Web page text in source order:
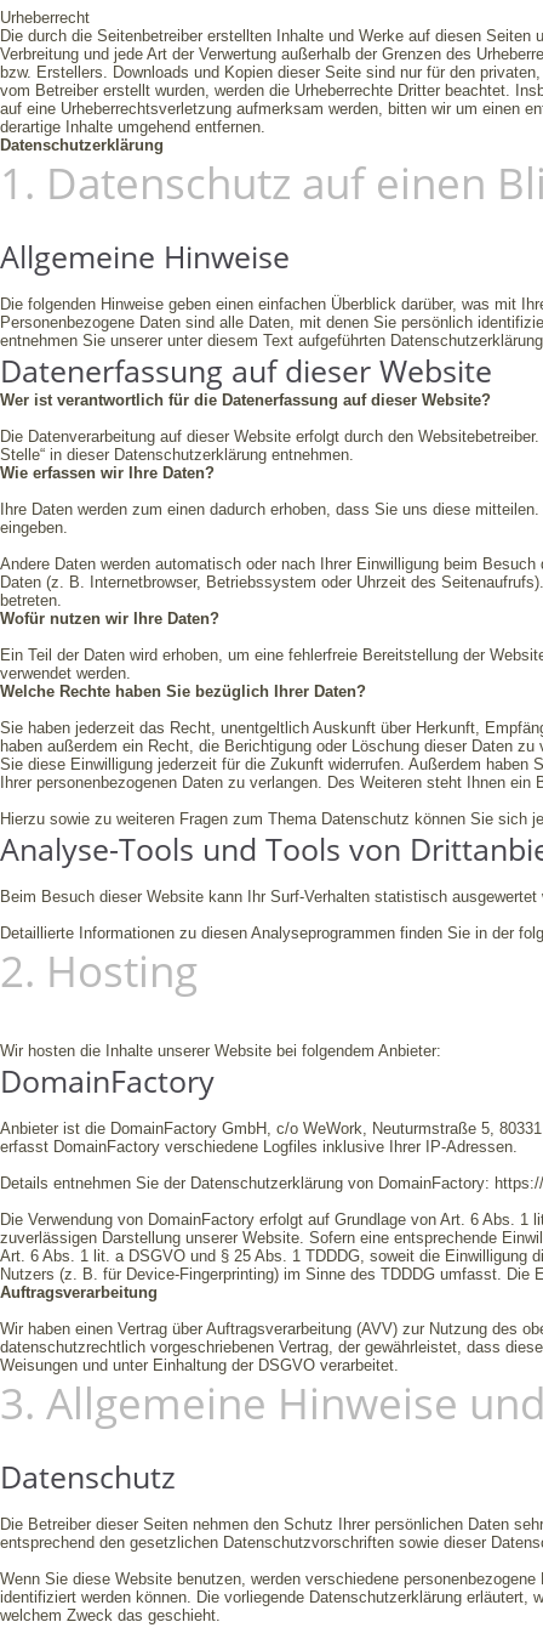
Urheberrecht
Die durch die Seitenbetreiber erstellten Inhalte und Werke auf diesen
Verbreitung und jede Art der Verwertung außerhalb der Grenzen des
bzw. Erstellers. Downloads und Kopien dieser Seite sind nur für den
vom Betreiber erstellt wurden, werden die Urheberrechte Dritter beachtet.
auf eine Urheberrechtsverletzung aufmerksam werden, bitten wir um einen
derartige Inhalte umgehend entfernen.
Datenschutz­erklärung
1. Datenschutz auf einen
Allgemeine Hinweise
Die folgenden Hinweise geben einen einfachen Überblick darüber, was mit
Personenbezogene Daten sind alle Daten, mit denen Sie persönlich
entnehmen Sie unserer unter diesem Text aufgeführten
Datenerfassung auf dieser Website
Wer ist verantwortlich für die Datenerfassung auf dieser Website?
Die Datenverarbeitung auf dieser Website erfolgt durch den
Stelle“ in dieser Datenschutzerklärung entnehmen.
Wie erfassen wir Ihre Daten?
Ihre Daten werden zum einen dadurch erhoben, dass Sie uns diese
eingeben.
Andere Daten werden automatisch oder nach Ihrer Einwilligung beim
Daten (z. B. Internetbrowser, Betriebssystem oder Uhrzeit des
betreten.
Wofür nutzen wir Ihre Daten?
Ein Teil der Daten wird erhoben, um eine fehlerfreie Bereitstellung der
verwendet werden.
Welche Rechte haben Sie bezüglich Ihrer Daten?
Sie haben jederzeit das Recht, unentgeltlich Auskunft über Herkunft,
haben außerdem ein Recht, die Berichtigung oder Löschung dieser Daten
Sie diese Einwilligung jederzeit für die Zukunft widerrufen. Außerdem
Ihrer personenbezogenen Daten zu verlangen. Des Weiteren steht Ihnen
Hierzu sowie zu weiteren Fragen zum Thema Datenschutz können Sie sich
Analyse-Tools und Tools von
Beim Besuch dieser Website kann Ihr Surf-Verhalten statistisch
Detaillierte Informationen zu diesen Analyseprogrammen finden Sie in der
2. Hosting
Wir hosten die Inhalte unserer Website bei folgendem Anbieter:
DomainFactory
Anbieter ist die DomainFactory GmbH, c/o WeWork, Neuturmstraße 5,
erfasst DomainFactory verschiedene Logfiles inklusive Ihrer IP-Adressen.
Details entnehmen Sie der Datenschutzerklärung von DomainFactory:
Die Verwendung von DomainFactory erfolgt auf Grundlage von Art. 6 Abs.
zuverlässigen Darstellung unserer Website. Sofern eine entsprechende
Art. 6 Abs. 1 lit. a DSGVO und § 25 Abs. 1 TDDDG, soweit die Einwilligung
Nutzers (z. B. für Device-Fingerprinting) im Sinne des TDDDG umfasst. Die
Auftragsverarbeitung
Wir haben einen Vertrag über Auftragsverarbeitung (AVV) zur Nutzung des
datenschutzrechtlich vorgeschriebenen Vertrag, der gewährleistet, dass
Weisungen und unter Einhaltung der DSGVO verarbeitet.
3. Allgemeine Hinweise
Datenschutz
Die Betreiber dieser Seiten nehmen den Schutz Ihrer persönlichen Daten
entsprechend den gesetzlichen Datenschutzvorschriften sowie dieser
Wenn Sie diese Website benutzen, werden verschiedene
identifiziert werden können. Die vorliegende Datenschutzerklärung
welchem Zweck das geschieht.